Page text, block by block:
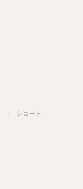
ショート